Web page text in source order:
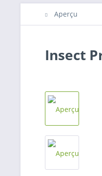
Aperçu
Insect